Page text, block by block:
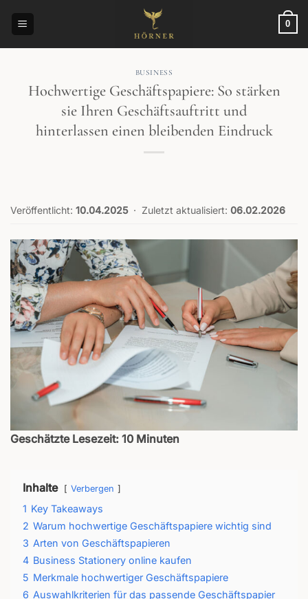
Inhalt
0
BUSINESS
Hochwertige Geschäftspapiere: So stärken
sie Ihren Geschäftsauftritt und
hinterlassen einen bleibenden Eindruck
Veröffentlicht: 10.04.2025· Zuletzt aktualisiert: 06.02.2026
Geschätzte Lesezeit: 10 Minuten
Inhalte Verbergen
1 Key Takeaways
2 Warum hochwertige Geschäftspapiere wichtig sind
3 Arten von Geschäftspapieren
4 Business Stationery online kaufen
5 Merkmale hochwertiger Geschäftspapiere
6 Auswahlkriterien für das passende Geschäftspapier